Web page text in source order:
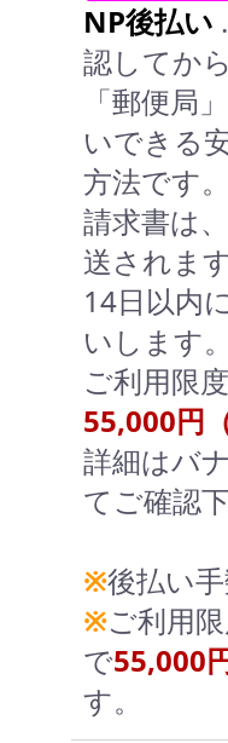
NP後払い
認してか
「郵便局
いできる
方法です。
請求書は
送されま
14日以内
いします。
ご利用限
55,000円
詳細はバ
てご確認
※後払い
※ご利用
で55,000
す。